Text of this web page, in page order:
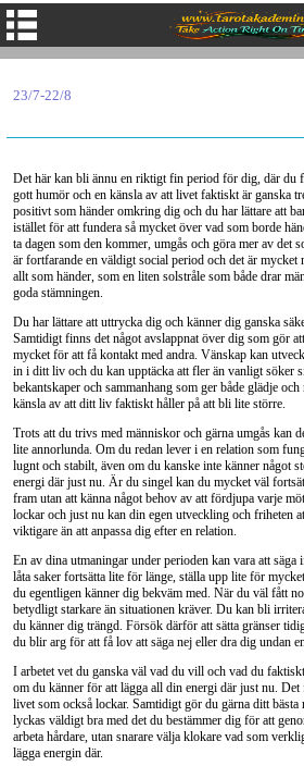
23/7-22/8
Det här kan bli ännu en riktigt fin period för dig, där du
gott humör och en känsla av att livet faktiskt är ganska
positivt som händer omkring dig och du har lättare att
istället för att fundera så mycket över vad som borde
ta dagen som den kommer, umgås och göra mer av det
är fortfarande en väldigt social period och det är
allt som händer, som en liten solstråle som både drar
goda stämningen.
Du har lättare att uttrycka dig och känner dig ganska
Samtidigt finns det något avslappnat över dig som gör
mycket för att få kontakt med andra. Vänskap kan
in i ditt liv och du kan upptäcka att fler än vanligt söker
bekantskaper och sammanhang som ger både glädje
känsla av att ditt liv faktiskt håller på att bli lite större.
Trots att du trivs med människor och gärna umgås kan
lite annorlunda. Om du redan lever i en relation som
lugnt och stabilt, även om du kanske inte känner något
energi där just nu. Är du singel kan du mycket väl
fram utan att känna något behov av att fördjupa varje
lockar och just nu kan din egen utveckling och friheten
viktigare än att anpassa dig efter en relation.
En av dina utmaningar under perioden kan vara att
låta saker fortsätta lite för länge, ställa upp lite för
du egentligen känner dig bekväm med. När du väl fått
betydligt starkare än situationen kräver. Du kan bli
du känner dig trängd. Försök därför att sätta gränser
du blir arg för att få lov att säga nej eller dra dig undan
I arbetet vet du ganska väl vad du vill och vad du
om du känner för att lägga all din energi där just nu.
livet som också lockar. Samtidigt gör du gärna ditt
lyckas väldigt bra med det du bestämmer dig för att
arbeta hårdare, utan snarare välja klokare vad som
lägga energin där.